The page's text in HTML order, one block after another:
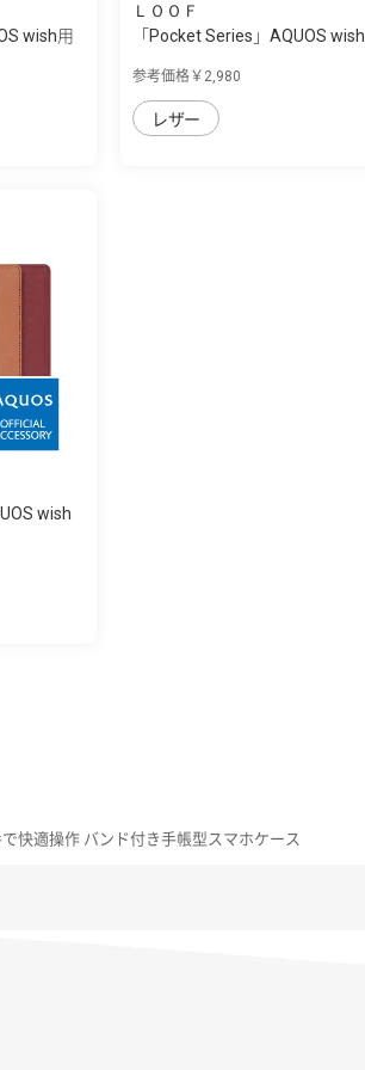
wish用
ＬＯＯＦ
「Pocket Series」AQUOS wish
参考価格￥2,980
レザー
wish
快適操作 バンド付き手帳型スマホケース